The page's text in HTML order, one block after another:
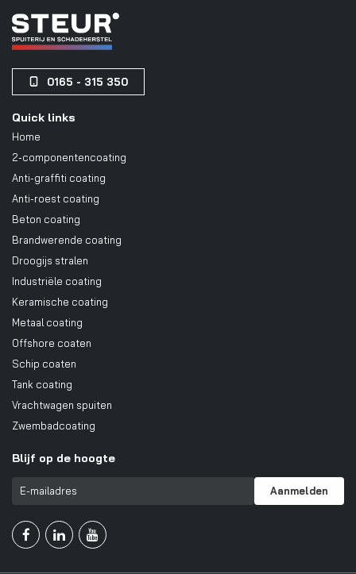
0165 - 315 350
Quick links
Home
2-componentencoating
Anti-graffiti coating
Anti-roest coating
Beton coating
Brandwerende coating
Droogijs stralen
Industriële coating
Keramische coating
Metaal coating
Offshore coaten
Schip coaten
Tank coating
Vrachtwagen spuiten
Zwembadcoating
Blijf op de hoogte
Aanmelden
  